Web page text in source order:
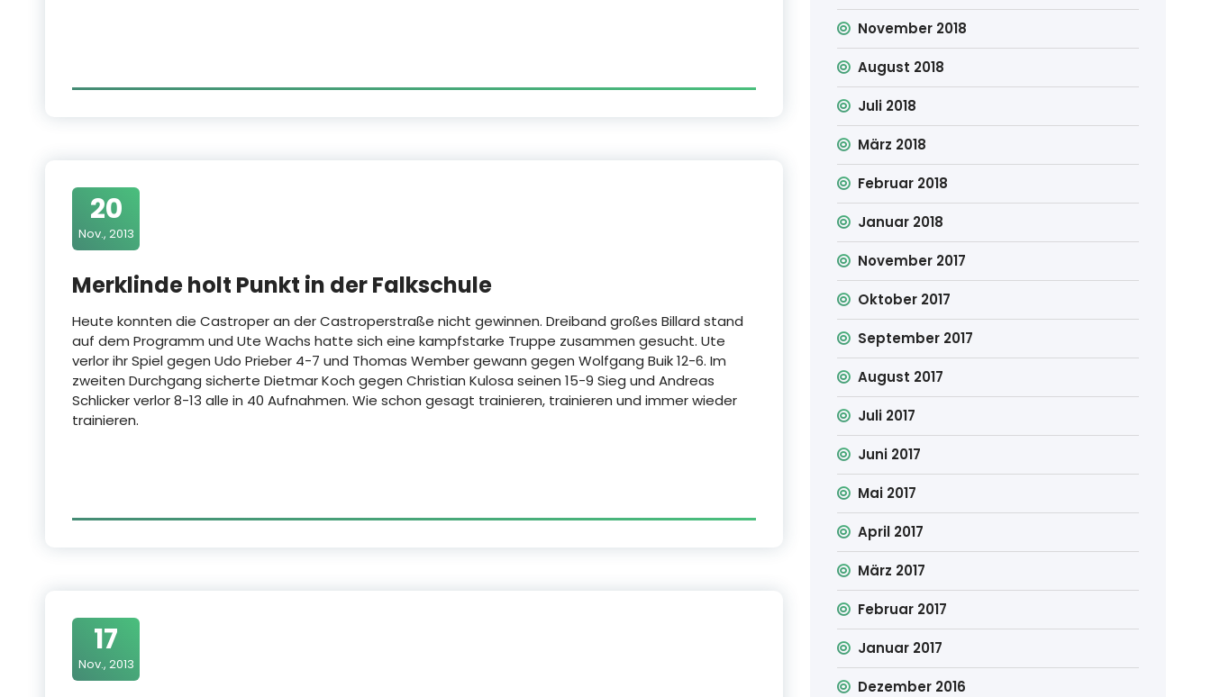
20
Nov., 2013
Merklinde holt Punkt in der Falkschule
Heute konnten die Castroper an der Castroperstraße nicht gewinnen. Dreiband großes Billard stand
auf dem Programm und Ute Wachs hatte sich eine kampfstarke Truppe zusammen gesucht. Ute
verlor ihr Spiel gegen Udo Prieber 4-7 und Thomas Wember gewann gegen Wolfgang Buik 12-6. Im
zweiten Durchgang sicherte Dietmar Koch gegen Christian Kulosa seinen 15-9 Sieg und Andreas
Schlicker verlor 8-13 alle in 40 Aufnahmen. Wie schon gesagt trainieren, trainieren und immer wieder
trainieren.
17
Nov., 2013
November 2018
August 2018
Juli 2018
März 2018
Februar 2018
Januar 2018
November 2017
Oktober 2017
September 2017
August 2017
Juli 2017
Juni 2017
Mai 2017
April 2017
März 2017
Februar 2017
Januar 2017
Dezember 2016